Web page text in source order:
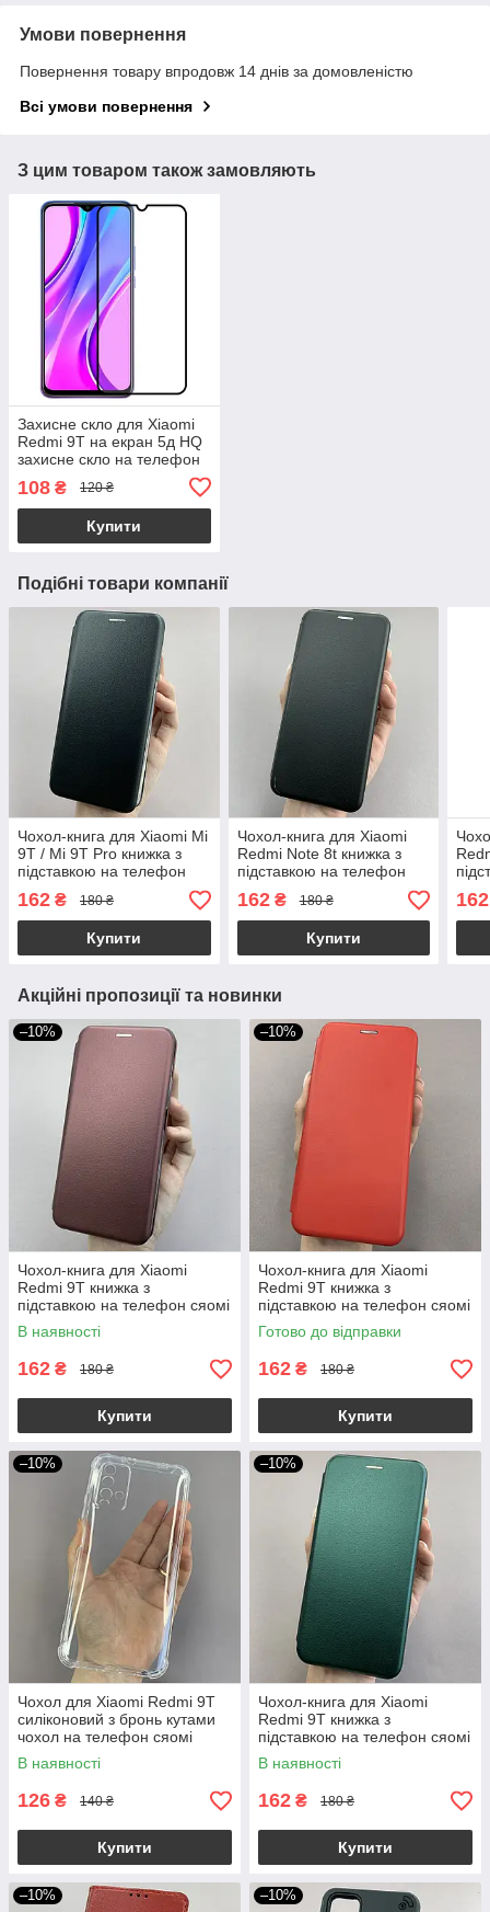
Умови повернення
Повернення товару впродовж 14 днів за домовленістю
Всі умови повернення
З цим товаром також замовляють
Захисне скло для Xiaomi
Redmi 9T на екран 5д HQ
захисне скло на телефон
сяомі редмі 9т чорне HQG
108 ₴ 120 ₴
Купити
Подібні товари компанії
Чохол-книга для Xiaomi Mi
9T / Mi 9T Pro книжка з
підставкою на телефон
сяомі мі 9т / мі 9т про
чорна stn
162 ₴ 180 ₴
Купити
Чохол-книга для Xiaomi
Redmi Note 8t книжка з
підставкою на телефон
сяомі редмі нот 8т чорна
stn
162₴ 180 ₴
Купити
162
Акційні пропозиції та новинки
–10%
Чохол-книга для Xiaomi
Redmi 9Т книжка з
підставкою на телефон сяомі
редмі 9т бордова stn
В наявності
162 ₴ 180 ₴
Купити
–10%
Чохол-книга для Xiaomi
Redmi 9Т книжка з
підставкою на телефон сяомі
редмі 9т червона stn
Готово до відправки
162 ₴ 180 ₴
Купити
–10%
Чохол для Xiaomi Redmi 9T
силіконовий з бронь кутами
чохол на телефон сяомі
редмі 9т прозорий ttp
В наявності
126 ₴ 140 ₴
Купити
–10%
Чохол-книга для Xiaomi
Redmi 9T книжка з
підставкою на телефон сяомі
редмі 9т темно-зелена stn
В наявності
162 ₴ 180 ₴
Купити
–10% –10%